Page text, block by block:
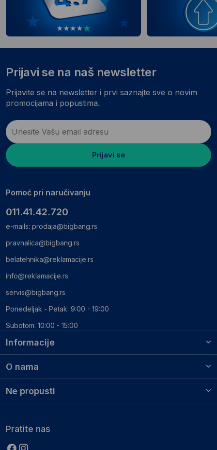
Informacije
O nama
Ne propusti
Prijavi se na naš newsletter
Prijavite se na newsletter i prvi saznajte sve o novim
promocijama i popustima.
Prijavi se
Pomoć pri naručivanju
011.41.42.720
e-mails: prodaja@bigbang.rs
pravnalica@bigbang.rs
belatehnika@reklamacije.rs
info@reklamacije.rs
servis@bigbang.rs
Ponedeljak - Petak: 9:00 - 19:00
Subotom: 10:00 - 15:00
Pratite nas